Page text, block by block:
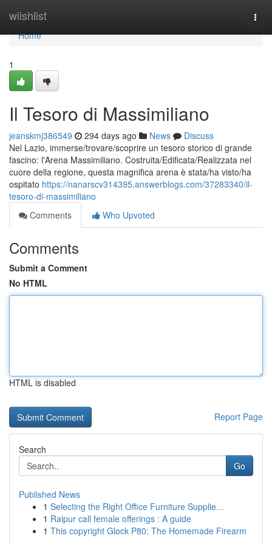
wiishlist
Home
Home
1
Il Tesoro di Massimiliano
jeanskmj386549 294 days ago News
Discuss
Nel Lazio, immerse/trovare/scoprire un tesoro storico di grande
fascino: l'Arena Massimiliano. Costruita/Edificata/Realizzata nel
cuore della regione, questa magnifica arena è stata/ha visto/ha
ospitato https://nanarscv314395.answerblogs.com/37283340/il-
tesoro-di-massimiliano
Comments
Who Upvoted
Comments
Submit a Comment
No HTML
HTML is disabled
Report Page
Search
Go
Published News
1 Selecting the Right Office Furniture Supplie...
1 Raipur call female offerings : A guide
1 This copyright Glock P80: The Homemade Firearm